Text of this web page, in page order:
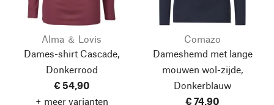
Alma ＆ Lovis
Dames-shirt Cascade,
Donkerrood
€ 54,90
+ meer varianten
Comazo
Dameshemd met lange
mouwen wol-zijde,
Donkerblauw
€ 74,90